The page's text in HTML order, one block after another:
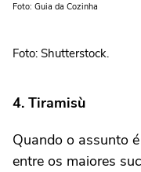
Foto: Guia da Cozinha
Foto: Shutterstock.
4. Tiramisù
Quando o assunto
entre os maiores